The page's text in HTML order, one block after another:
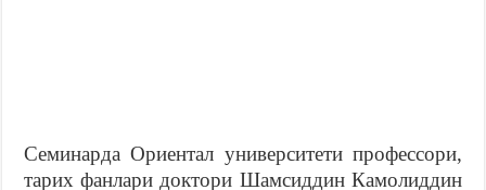
Семинарда Ориентал университети профессори,
тарих фанлари доктори Шамсиддин Камолиддин